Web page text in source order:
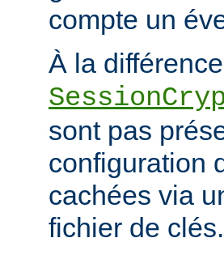
compte un
À la
sont pas
configuration
cachées via
fichier de clés.